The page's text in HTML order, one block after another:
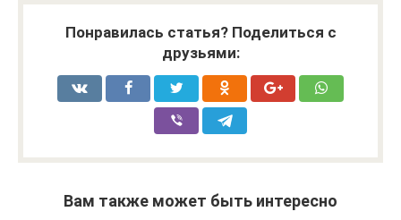
Понравилась статья? Поделиться с
друзьями:
Вам также может быть интересно